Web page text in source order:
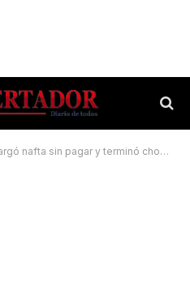
pagar y terminó chocando en Ruta Nacional 12